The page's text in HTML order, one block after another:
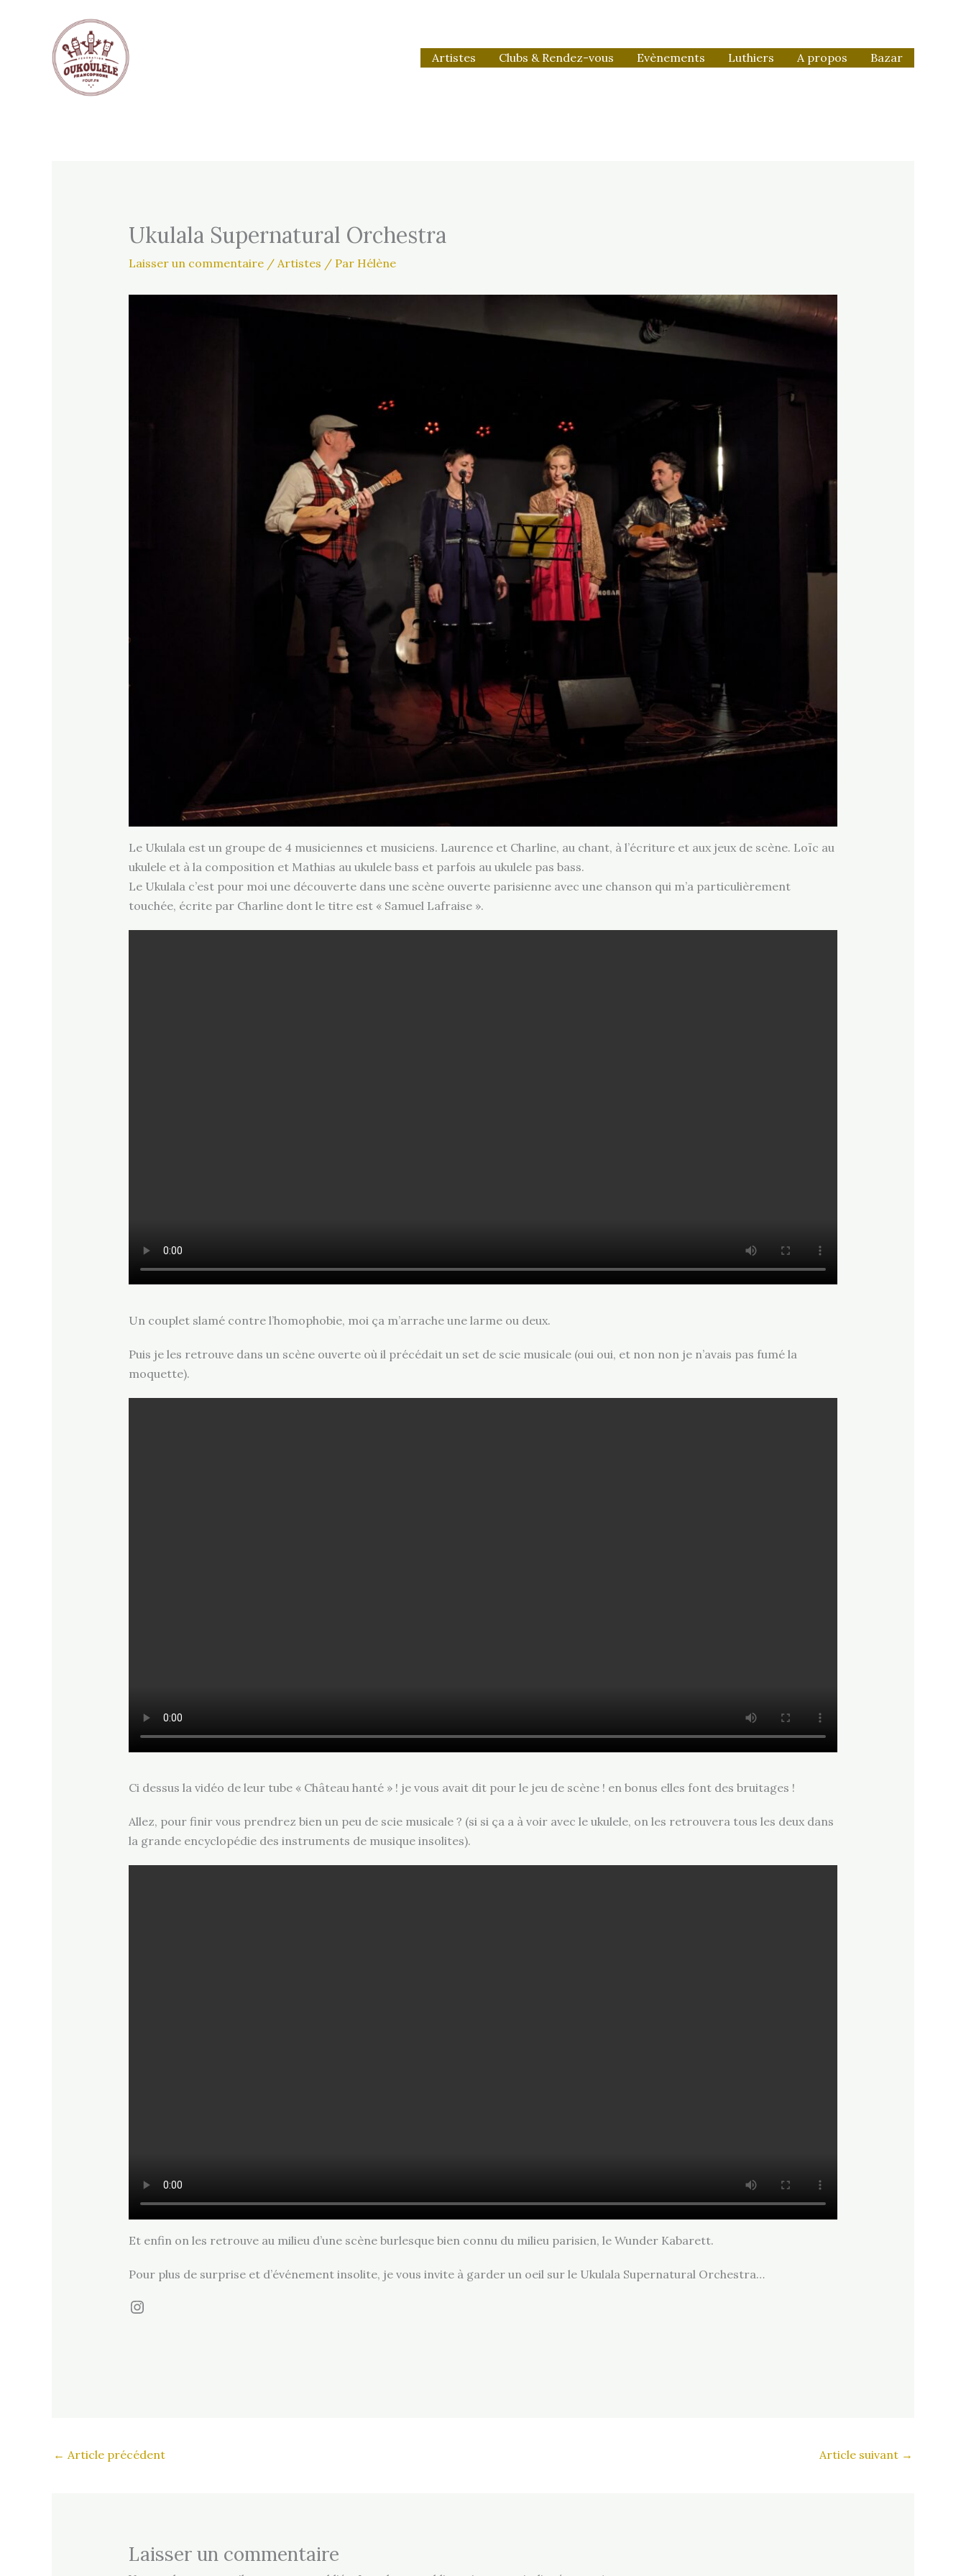
Artistes Clubs & Rendez-vous Evènements Luthiers A propos Bazar
Ukulala Supernatural Orchestra
Laisser un commentaire / Artistes / Par Hélène
Le Ukulala est un groupe de 4 musiciennes et musiciens. Laurence et Charline, au chant, à l’écriture et aux jeux de scène. Loïc au
ukulele et à la composition et Mathias au ukulele bass et parfois au ukulele pas bass.
Le Ukulala c’est pour moi une découverte dans une scène ouverte parisienne avec une chanson qui m’a particulièrement
touchée, écrite par Charline dont le titre est « Samuel Lafraise ».
Un couplet slamé contre l’homophobie, moi ça m’arrache une larme ou deux.
Puis je les retrouve dans un scène ouverte où il précédait un set de scie musicale (oui oui, et non non je n’avais pas fumé la
moquette).
Ci dessus la vidéo de leur tube « Château hanté » ! je vous avait dit pour le jeu de scène ! en bonus elles font des bruitages !
Allez, pour finir vous prendrez bien un peu de scie musicale ? (si si ça a à voir avec le ukulele, on les retrouvera tous les deux dans
la grande encyclopédie des instruments de musique insolites).
Et enfin on les retrouve au milieu d’une scène burlesque bien connu du milieu parisien, le Wunder Kabarett.
Pour plus de surprise et d’événement insolite, je vous invite à garder un oeil sur le Ukulala Supernatural Orchestra…
Instagram
← Article précédent Article suivant →
Laisser un commentaire